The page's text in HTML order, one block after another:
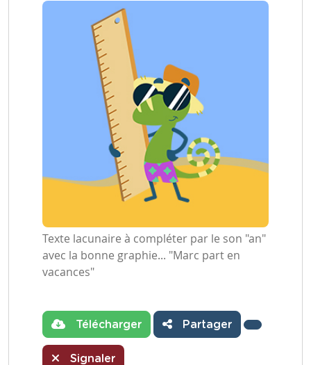
Texte lacunaire à compléter par le son "an"
avec la bonne graphie... "Marc part en
vacances"
Télécharger Partager
Signaler